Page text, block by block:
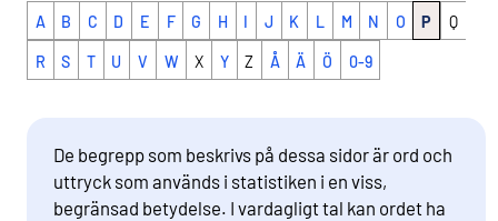
A B C D E F G H I J K L M N O P Q
R S T U V W X Y Z Å Ä Ö 0-9
De begrepp som beskrivs på dessa sidor är ord och
uttryck som används i statistiken i en viss,
begränsad betydelse. I vardagligt tal kan ordet ha